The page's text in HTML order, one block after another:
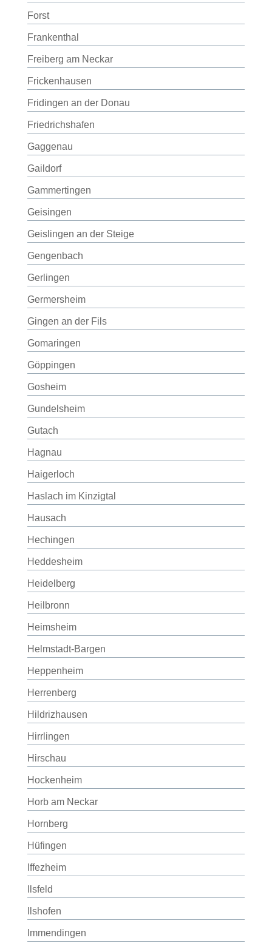
Forst
Frankenthal
Freiberg am Neckar
Frickenhausen
Fridingen an der Donau
Friedrichshafen
Gaggenau
Gaildorf
Gammertingen
Geisingen
Geislingen an der Steige
Gengenbach
Gerlingen
Germersheim
Gingen an der Fils
Gomaringen
Göppingen
Gosheim
Gundelsheim
Gutach
Hagnau
Haigerloch
Haslach im Kinzigtal
Hausach
Hechingen
Heddesheim
Heidelberg
Heilbronn
Heimsheim
Helmstadt-Bargen
Heppenheim
Herrenberg
Hildrizhausen
Hirrlingen
Hirschau
Hockenheim
Horb am Neckar
Hornberg
Hüfingen
Iffezheim
Ilsfeld
Ilshofen
Immendingen